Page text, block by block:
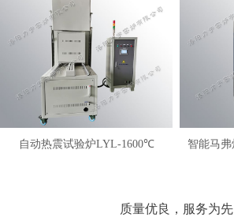
自动热震试验炉LYL-1600℃
质量优良，服务为先